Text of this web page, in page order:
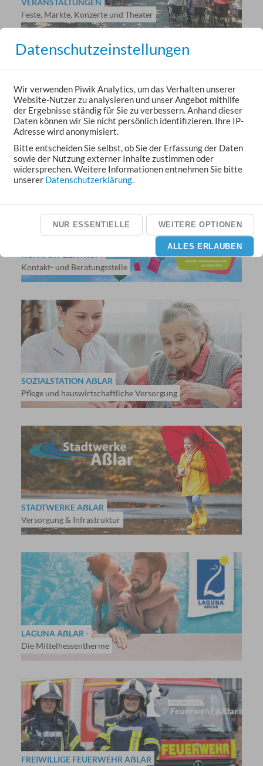
VERANSTALTUNGEN
Feste, Märkte, Konzerte und Theater
KITAS, HORTE, KRIPPEN
KONTAKT-ZENTRUM
Kontakt- und Beratungsstelle
SOZIALSTATION AẞLAR
Pflege und hauswirtschaftliche Versorgung
STADTWERKE AẞLAR
Versorgung & Infrastruktur
LAGUNA AẞLAR -
Die Mittelhessentherme
FREIWILLIGE FEUERWEHR AẞLAR
Datenschutzeinstellungen
Wir verwenden Piwik Analytics, um das Verhalten unserer
Website-Nutzer zu analysieren und unser Angebot mithilfe
der Ergebnisse ständig für Sie zu verbessern. Anhand dieser
Daten können wir Sie nicht persönlich identifizieren. Ihre IP-
Adresse wird anonymisiert.
Bitte entscheiden Sie selbst, ob Sie der Erfassung der Daten
sowie der Nutzung externer Inhalte zustimmen oder
widersprechen. Weitere Informationen entnehmen Sie bitte
unserer Datenschutzerklärung.
NUR ESSENTIELLE WEITERE OPTIONEN
ALLES ERLAUBEN